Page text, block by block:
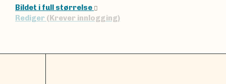
Bildet i full størrelse
Rediger (Krever innlogging)